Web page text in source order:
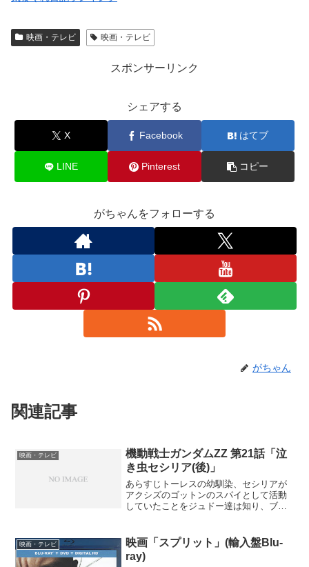
映画・テレビ 映画・テレビ
スポンサーリンク
シェアする
X Facebook はてブ
LINE Pinterest コピー
がちゃんをフォローする
がちゃん
関連記事
映画・テレビ
機動戦士ガンダムZZ 第21話「泣
き虫セシリア(後)」
あらすじトーレスの幼馴染、セシリアが
アクシズのゴットンのスパイとして活動
していたことをジュドー達は知り、ブラ
しようとしていたが、隙を突かれ、キャ
ラはセシリアを盾に脱走を...
映画・テレビ
映画「スプリット」(輸入盤Blu-
ray)